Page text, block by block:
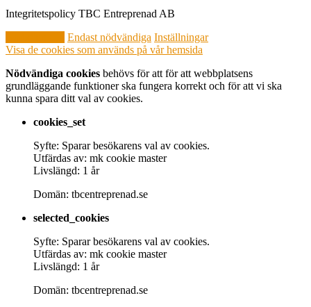
Integritetspolicy TBC Entreprenad AB
Endast nödvändiga Inställningar
Visa de cookies som används på vår hemsida
Nödvändiga cookies behövs för att för att webbplatsens
grundläggande funktioner ska fungera korrekt och för att vi ska
kunna spara ditt val av cookies.
cookies_set
Syfte: Sparar besökarens val av cookies.
Utfärdas av: mk cookie master
Livslängd: 1 år
Domän: tbcentreprenad.se
selected_cookies
Syfte: Sparar besökarens val av cookies.
Utfärdas av: mk cookie master
Livslängd: 1 år
Domän: tbcentreprenad.se